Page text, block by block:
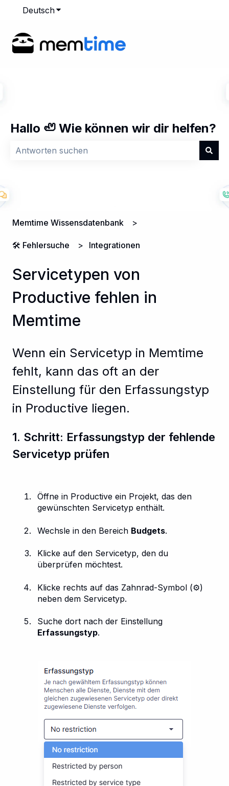
DeutschUntermenü für Übersetzungen anzeigen
Hallo 🦥 Wie können wir dir helfen?
Memtime Wissensdatenbank
🛠️ Fehlersuche Integrationen
Servicetypen von
Productive fehlen in
Memtime
Wenn ein Servicetyp in Memtime
fehlt, kann das oft an der
Einstellung für den Erfassungstyp
in Productive liegen.
1. Schritt: Erfassungstyp der fehlende
Servicetyp prüfen
Öffne in Productive ein Projekt, das den
gewünschten Servicetyp enthält.
Wechsle in den Bereich Budgets.
Klicke auf den Servicetyp, den du
überprüfen möchtest.
Klicke rechts auf das Zahnrad-Symbol (⚙️)
neben dem Servicetyp.
Suche dort nach der Einstellung
Erfassungstyp.